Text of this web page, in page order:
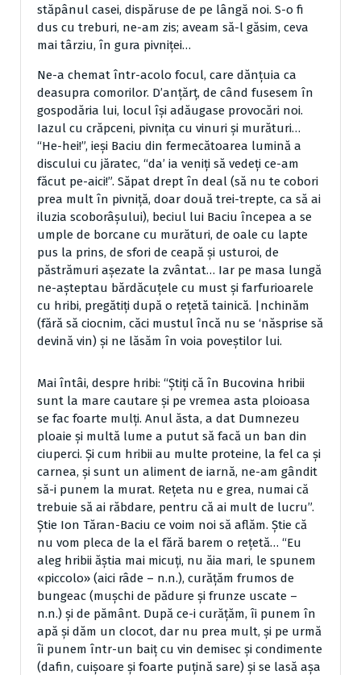
stăpânul casei, dispăruse de pe lângă noi. S-o fi
dus cu treburi, ne-am zis; aveam să-l găsim, ceva
mai târziu, în gura pivniţei…
Ne-a chemat într-acolo focul, care dănţuia ca
deasupra comorilor. D’anţărţ, de când fusesem în
gospodăria lui, locul îşi adăugase provocări noi.
Iazul cu crăpceni, pivniţa cu vinuri şi murături…
“He-hei!”, ieşi Baciu din fermecătoarea lumină a
discului cu jăratec, “da’ ia veniţi să vedeţi ce-am
făcut pe-aici!”. Săpat drept în deal (să nu te cobori
prea mult în pivniţă, doar două trei-trepte, ca să ai
iluzia scoborâşului), beciul lui Baciu începea a se
umple de borcane cu murături, de oale cu lapte
pus la prins, de sfori de ceapă şi usturoi, de
păstrămuri aşezate la zvântat… Iar pe masa lungă
ne-aşteptau bărdăcuţele cu must şi farfurioarele
cu hribi, pregătiţi după o reţetă tainică. |nchinăm
(fără să ciocnim, căci mustul încă nu se ‘năsprise să
devină vin) şi ne lăsăm în voia poveştilor lui.
Mai întâi, despre hribi: “Ştiţi că în Bucovina hribii
sunt la mare cautare şi pe vremea asta ploioasa
se fac foarte mulţi. Anul ăsta, a dat Dumnezeu
ploaie şi multă lume a putut să facă un ban din
ciuperci. Şi cum hribii au multe proteine, la fel ca şi
carnea, şi sunt un aliment de iarnă, ne-am gândit
să-i punem la murat. Reţeta nu e grea, numai că
trebuie să ai răbdare, pentru că ai mult de lucru”.
Ştie Ion Tăran-Baciu ce voim noi să aflăm. Ştie că
nu vom pleca de la el fără barem o reţetă… “Eu
aleg hribii ăştia mai micuţi, nu ăia mari, le spunem
«piccolo» (aici râde – n.n.), curăţăm frumos de
bungeac (muşchi de pădure şi frunze uscate –
n.n.) şi de pământ. După ce-i curăţăm, îi punem în
apă şi dăm un clocot, dar nu prea mult, şi pe urmă
îi punem într-un baiţ cu vin demisec şi condimente
(dafin, cuişoare şi foarte puţină sare) şi se lasă aşa